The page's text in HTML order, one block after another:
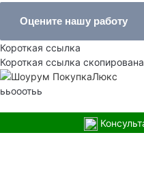
Оцените нашу работу
Короткая ссылка
Короткая ссылка
ььооотьь